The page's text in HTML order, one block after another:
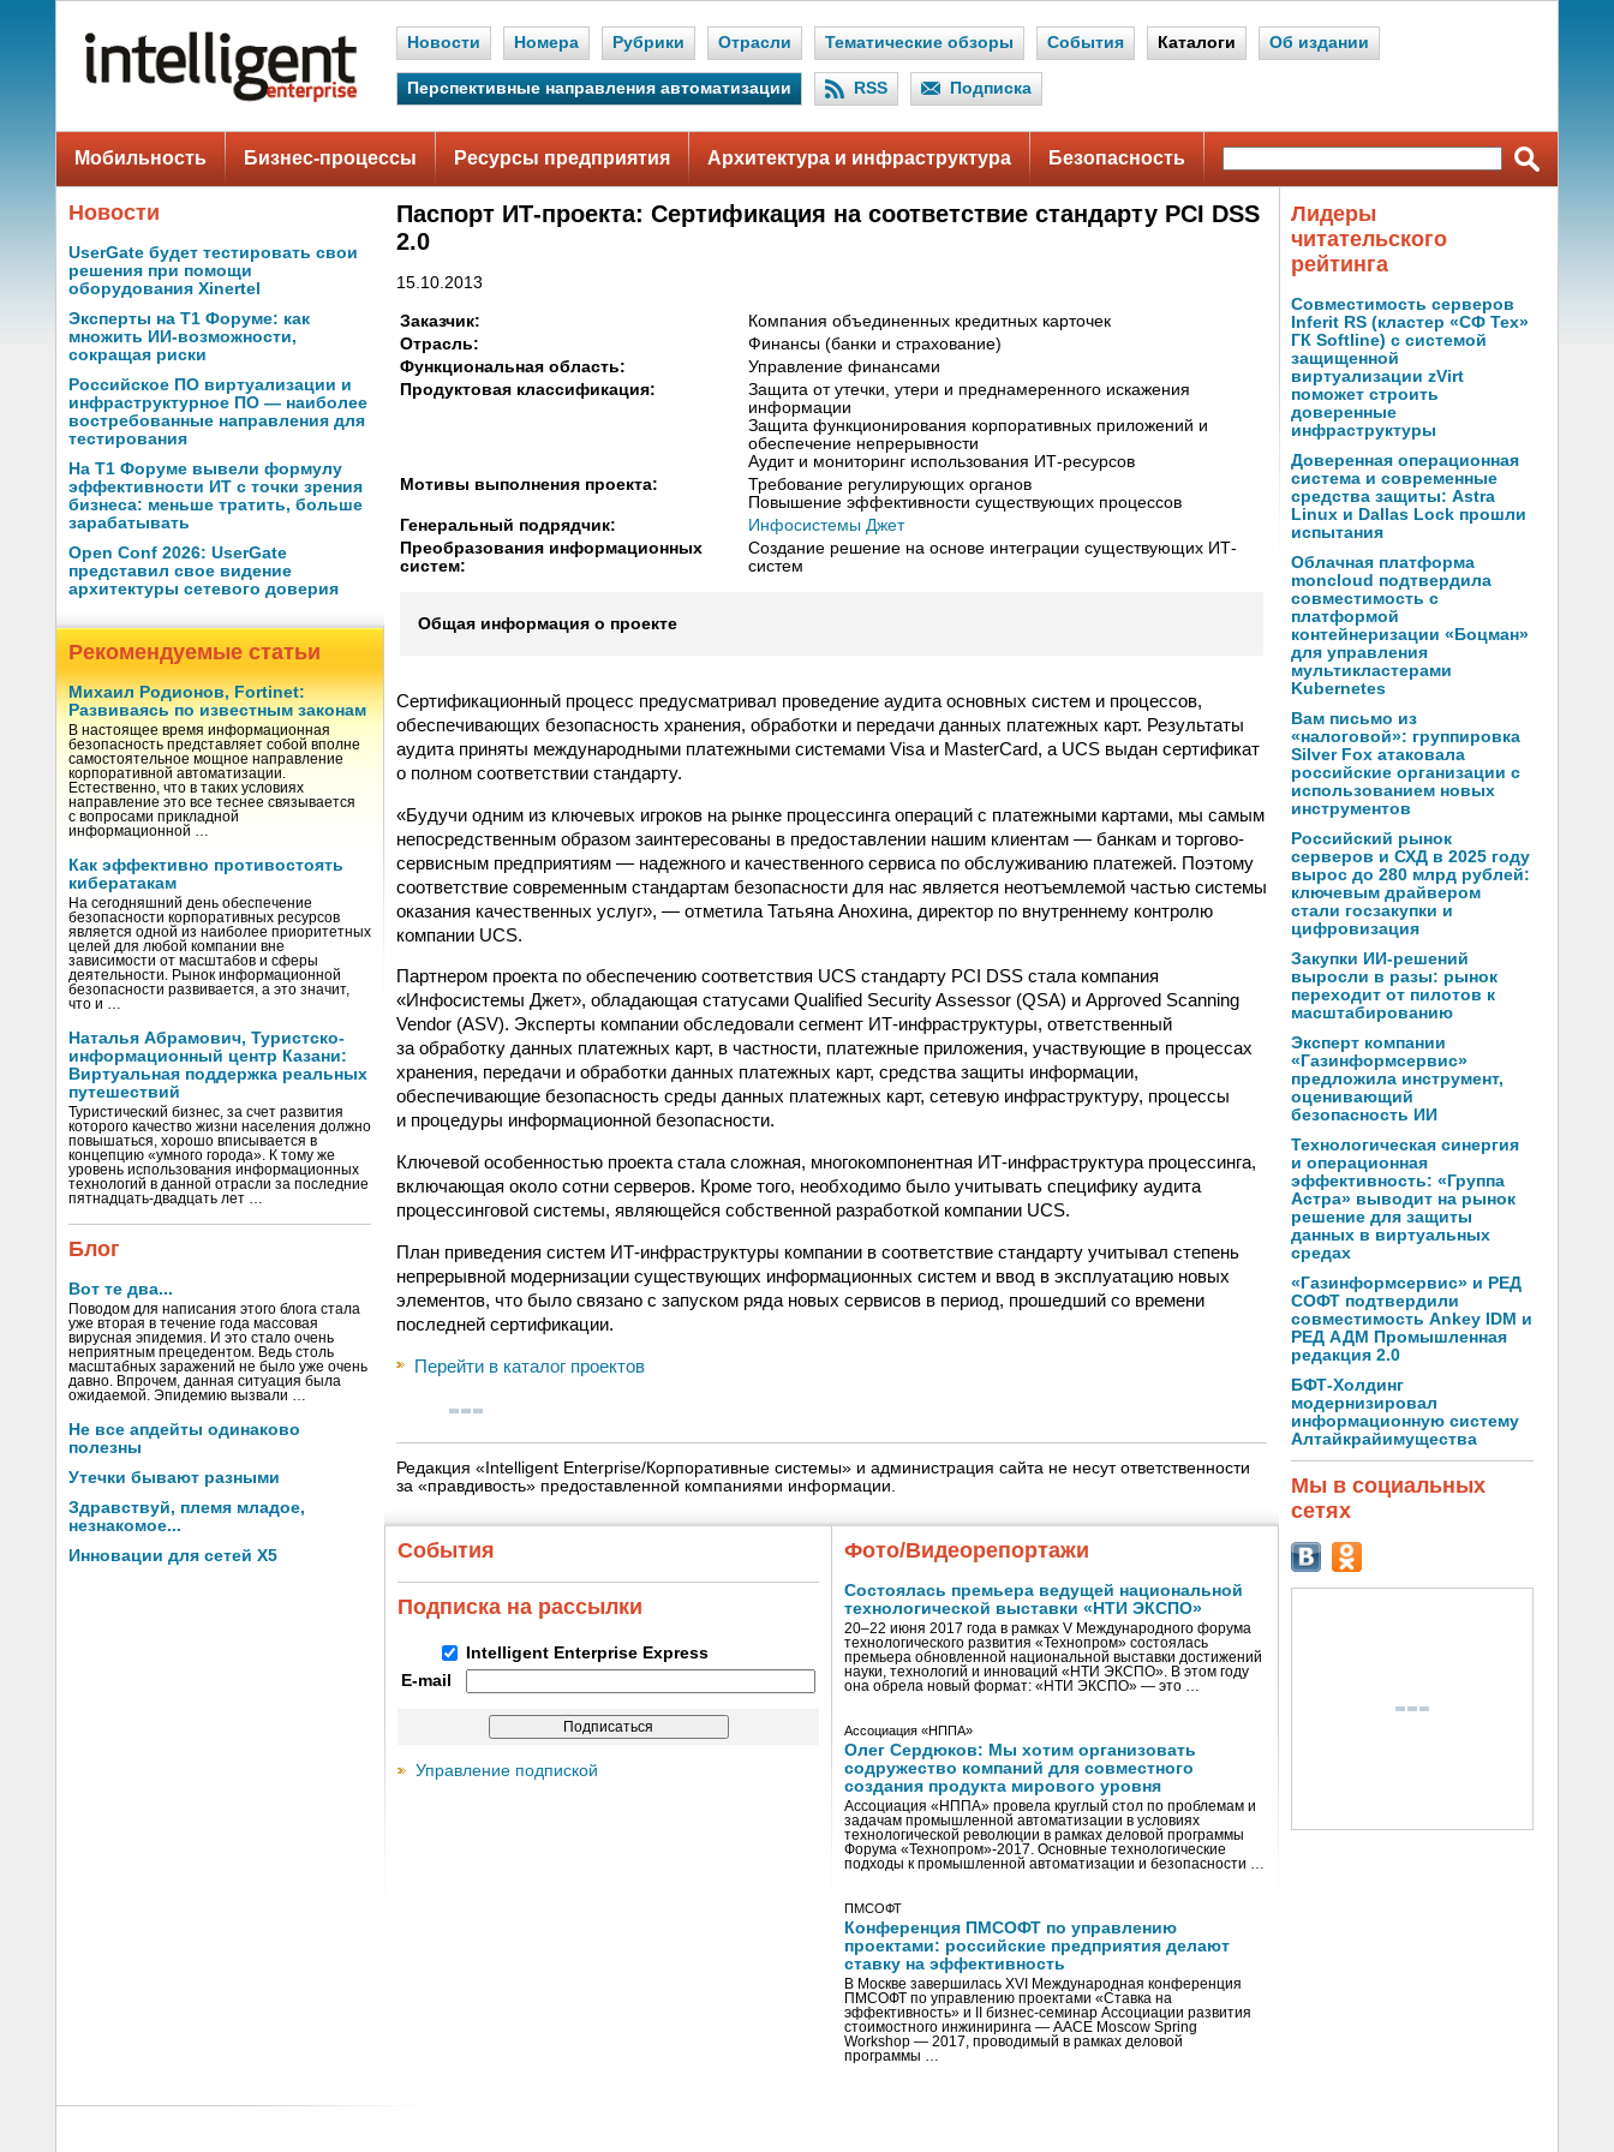
Новости Номера Рубрики Отрасли Тематические обзоры События Каталоги Об издании
Перспективные направления автоматизации RSS Подписка
Мобильность Бизнес-процессы Ресурсы предприятия Архитектура и инфраструктура Безопасность
Новости
UserGate будет тестировать свои
решения при помощи
оборудования Xinertel
Эксперты на Т1 Форуме: как
множить ИИ-возможности,
сокращая риски
Российское ПО виртуализации и
инфраструктурное ПО — наиболее
востребованные направления для
тестирования
На Т1 Форуме вывели формулу
эффективности ИТ с точки зрения
бизнеса: меньше тратить, больше
зарабатывать
Open Conf 2026: UserGate
представил свое видение
архитектуры сетевого доверия
Рекомендуемые статьи
Михаил Родионов, Fortinet:
Развиваясь по известным законам
В настоящее время информационная
безопасность представляет собой вполне
самостоятельное мощное направление
корпоративной автоматизации.
Естественно, что в таких условиях
направление это все теснее связывается
с вопросами прикладной
информационной …
Как эффективно противостоять
кибератакам
На сегодняшний день обеспечение
безопасности корпоративных ресурсов
является одной из наиболее приоритетных
целей для любой компании вне
зависимости от масштабов и сферы
деятельности. Рынок информационной
безопасности развивается, а это значит,
что и …
Наталья Абрамович, Туристско-
информационный центр Казани:
Виртуальная поддержка реальных
путешествий
Туристический бизнес, за счет развития
которого качество жизни населения должно
повышаться, хорошо вписывается в
концепцию «умного города». К тому же
уровень использования информационных
технологий в данной отрасли за последние
пятнадцать-двадцать лет …
Блог
Вот те два...
Поводом для написания этого блога стала
уже вторая в течение года массовая
вирусная эпидемия. И это стало очень
неприятным прецедентом. Ведь столь
масштабных заражений не было уже очень
давно. Впрочем, данная ситуация была
ожидаемой. Эпидемию вызвали …
Не все апдейты одинаково
полезны
Утечки бывают разными
Здравствуй, племя младое,
незнакомое...
Инновации для сетей X5
Паспорт ИТ-проекта: Сертификация на соответствие стандарту PCI DSS
2.0
15.10.2013
Заказчик:
Компания объединенных кредитных карточек
Отрасль:
Финансы (банки и страхование)
Функциональная область:
Управление финансами
Продуктовая классификация:
Защита от утечки, утери и преднамеренного искажения
информации
Защита функционирования корпоративных приложений и
обеспечение непрерывности
Аудит и мониторинг использования ИТ-ресурсов
Мотивы выполнения проекта:
Требование регулирующих органов
Повышение эффективности существующих процессов
Генеральный подрядчик:
Инфосистемы Джет
Преобразования информационных
систем:
Создание решение на основе интеграции существующих ИТ-
систем
Общая информация о проекте
Сертификационный процесс предусматривал проведение аудита основных систем и процессов,
обеспечивающих безопасность хранения, обработки и передачи данных платежных карт. Результаты
аудита приняты международными платежными системами Visa и MasterCard, а UCS выдан сертификат
о полном соответствии стандарту.
«Будучи одним из ключевых игроков на рынке процессинга операций с платежными картами, мы самым
непосредственным образом заинтересованы в предоставлении нашим клиентам — банкам и торгово-
сервисным предприятиям — надежного и качественного сервиса по обслуживанию платежей. Поэтому
соответствие современным стандартам безопасности для нас является неотъемлемой частью системы
оказания качественных услуг», — отметила Татьяна Анохина, директор по внутреннему контролю
компании UCS.
Партнером проекта по обеспечению соответствия UCS стандарту PCI DSS стала компания
«Инфосистемы Джет», обладающая статусами Qualified Security Assessor (QSA) и Approved Scanning
Vendor (ASV). Эксперты компании обследовали сегмент ИТ-инфраструктуры, ответственный
за обработку данных платежных карт, в частности, платежные приложения, участвующие в процессах
хранения, передачи и обработки данных платежных карт, средства защиты информации,
обеспечивающие безопасность среды данных платежных карт, сетевую инфраструктуру, процессы
и процедуры информационной безопасности.
Ключевой особенностью проекта стала сложная, многокомпонентная ИТ-инфраструктура процессинга,
включающая около сотни серверов. Кроме того, необходимо было учитывать специфику аудита
процессинговой системы, являющейся собственной разработкой компании UCS.
План приведения систем ИТ-инфраструктуры компании в соответствие стандарту учитывал степень
непрерывной модернизации существующих информационных систем и ввод в эксплуатацию новых
элементов, что было связано с запуском ряда новых сервисов в период, прошедший со времени
последней сертификации.
Перейти в каталог проектов
Редакция «Intelligent Enterprise/Корпоративные системы» и администрация сайта не несут ответственности
за «правдивость» предоставленной компаниями информации.
События
Подписка на рассылки
Intelligent Enterprise Express
E-mail
Управление подпиской
Фото/Видеорепортажи
Состоялась премьера ведущей национальной
технологической выставки «НТИ ЭКСПО»
20–22 июня 2017 года в рамках V Международного форума
технологического развития «Технопром» состоялась
премьера обновленной национальной выставки достижений
науки, технологий и инноваций «НТИ ЭКСПО». В этом году
она обрела новый формат: «НТИ ЭКСПО» — это …
Ассоциация «НППА»
Олег Сердюков: Мы хотим организовать
содружество компаний для совместного
создания продукта мирового уровня
Ассоциация «НППА» провела круглый стол по проблемам и
задачам промышленной автоматизации в условиях
технологической революции в рамках деловой программы
Форума «Технопром»-2017. Основные технологические
подходы к промышленной автоматизации и безопасности …
ПМСОФТ
Конференция ПМСОФТ по управлению
проектами: российские предприятия делают
ставку на эффективность
В Москве завершилась XVI Международная конференция
ПМСОФТ по управлению проектами «Ставка на
эффективность» и II бизнес-семинар Ассоциации развития
стоимостного инжиниринга — AACE Moscow Spring
Workshop — 2017, проводимый в рамках деловой
программы …
Лидеры
читательского
рейтинга
Совместимость серверов
Inferit RS (кластер «СФ Тех»
ГК Softline) с системой
защищенной
виртуализации zVirt
поможет строить
доверенные
инфраструктуры
Доверенная операционная
система и современные
средства защиты: Astra
Linux и Dallas Lock прошли
испытания
Облачная платформа
moncloud подтвердила
совместимость с
платформой
контейнеризации «Боцман»
для управления
мультикластерами
Kubernetes
Вам письмо из
«налоговой»: группировка
Silver Fox атаковала
российские организации с
использованием новых
инструментов
Российский рынок
серверов и СХД в 2025 году
вырос до 280 млрд рублей:
ключевым драйвером
стали госзакупки и
цифровизация
Закупки ИИ-решений
выросли в разы: рынок
переходит от пилотов к
масштабированию
Эксперт компании
«Газинформсервис»
предложила инструмент,
оценивающий
безопасность ИИ
Технологическая синергия
и операционная
эффективность: «Группа
Астра» выводит на рынок
решение для защиты
данных в виртуальных
средах
«Газинформсервис» и РЕД
СОФТ подтвердили
совместимость Ankey IDM и
РЕД АДМ Промышленная
редакция 2.0
БФТ-Холдинг
модернизировал
информационную систему
Алтайкрайимущества
Мы в социальных
сетях